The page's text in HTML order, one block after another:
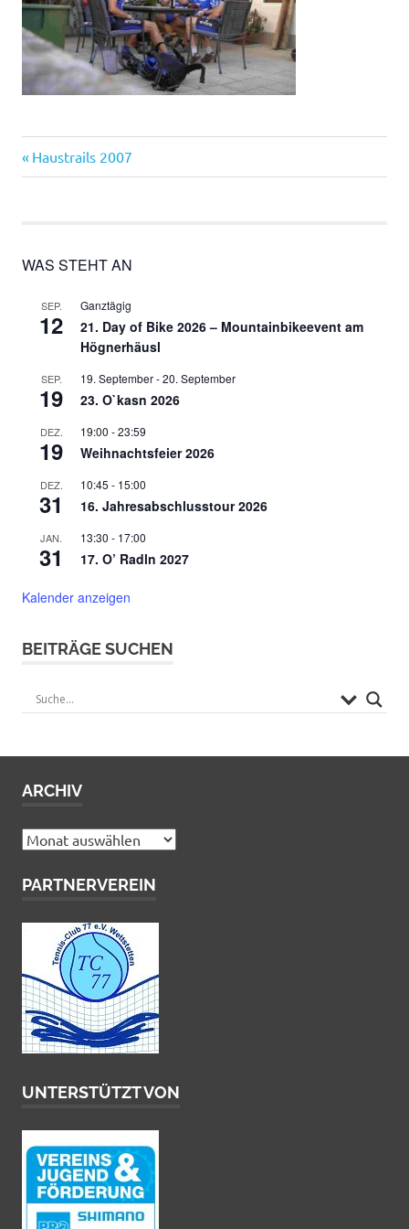
Beitragsnavigation
Vorheriger
Beitrag:
Haustrails 2007
WAS STEHT AN
SEP.
12
Ganztägig
21. Day of Bike 2026 – Mountainbikeevent am
Högnerhäusl
SEP.
19
19. September-20. September
23. O`kasn 2026
DEZ.
19
19:00 -23:59
Weihnachtsfeier 2026
DEZ.
31
10:45 - 15:00
16. Jahresabschlusstour 2026
JAN.
31
13:30 - 17:00
17. O’ Radln 2027
Kalender anzeigen
BEITRÄGE SUCHEN
ARCHIV
Archiv
PARTNERVEREIN
UNTERSTÜTZT VON